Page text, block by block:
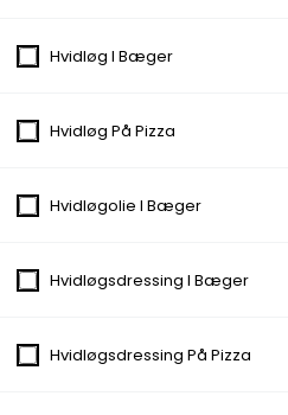
Menu 5 - Grill Kylling
Italiensk Pizza
Tomatsauce, Ost
Hvidløg I Bæger
Hvidløg På Pizza
Hvidløgolie I Bæger
Hvidløgsdressing I Bæger
Hvidløgsdressing På Pizza